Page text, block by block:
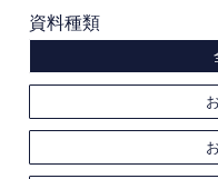
資料種類